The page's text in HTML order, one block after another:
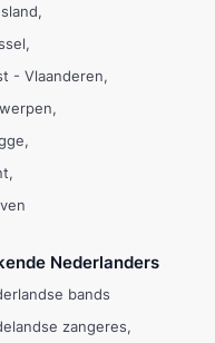
- Vlaanderen
Nederlanders
bands
zangeres